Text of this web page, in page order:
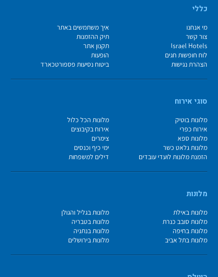
כללי
מי אנחנו
איך משתמשים באתר
צור קשר
תיק ההזמנות
Israel Hotels
תקנון אתר
לוח חופשות חגים
הופעות
הצהרת נגישות
ביטוח נסיעות פספורטכארד
סוגי אירוח
מלונות בוטיק
מלונות הכל כלול
אירוח כפרי
אירוח בקיבוצים
מלונות ספא
צימרים
מלונות גלאט כשר
ימי כיף וכנסים
הזמנת מלונות לועדי עובדים
דילים למשפחות
מלונות
מלונות באילת
מלונות בגליל והגולן
מלונות סובב כנרת
מלונות בטבריה
מלונות בחיפה
מלונות בנתניה
מלונות בתל אביב
מלונות בירושלים